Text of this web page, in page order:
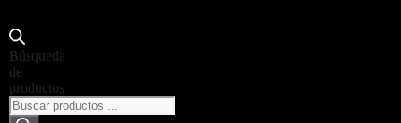
Búsqueda
de
productos